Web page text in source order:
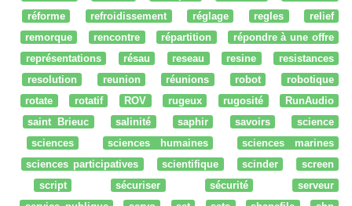
réforme
refroidissement réglage regles
relief
remorque
rencontre répartition
répondre à une offre
représentations
résau reseau resine
resistances
resolution
reunion réunions robot
robotique
rotate
rotatif ROV rugeux rugosité
RunAudio
saint Brieuc
salinité saphir savoirs
science
sciences
sciences humaines
sciences marines
sciences participatives
scientifique scinder
screen
script
sécuriser sécurité
serveur